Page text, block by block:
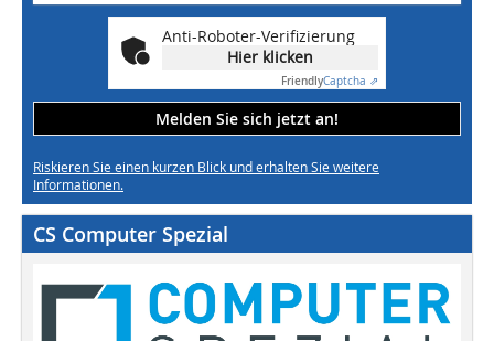
Anti-Roboter-Verifizierung
Hier klicken
FriendlyCaptcha ⇗
Melden Sie sich jetzt an!
Riskieren Sie einen kurzen Blick und erhalten Sie weitere
Informationen.
CS Computer Spezial